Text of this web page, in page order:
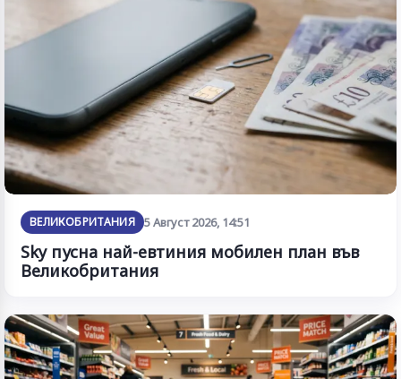
ВЕЛИКОБРИТАНИЯ 5 Август 2026, 14:51
Sky пусна най-евтиния мобилен план във
Великобритания